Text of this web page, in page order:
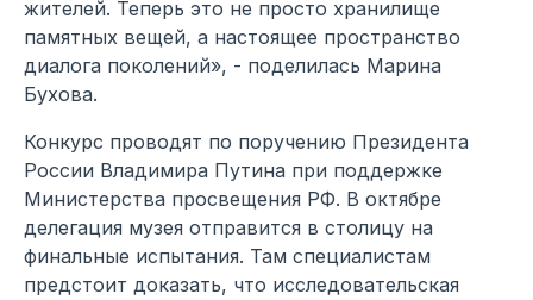
жителей. Теперь это не просто хранилище
памятных вещей, а настоящее пространство
диалога поколений», - поделилась Марина
Бухова.
Конкурс проводят по поручению Президента
России Владимира Путина при поддержке
Министерства просвещения РФ. В октябре
делегация музея отправится в столицу на
финальные испытания. Там специалистам
предстоит доказать, что исследовательская